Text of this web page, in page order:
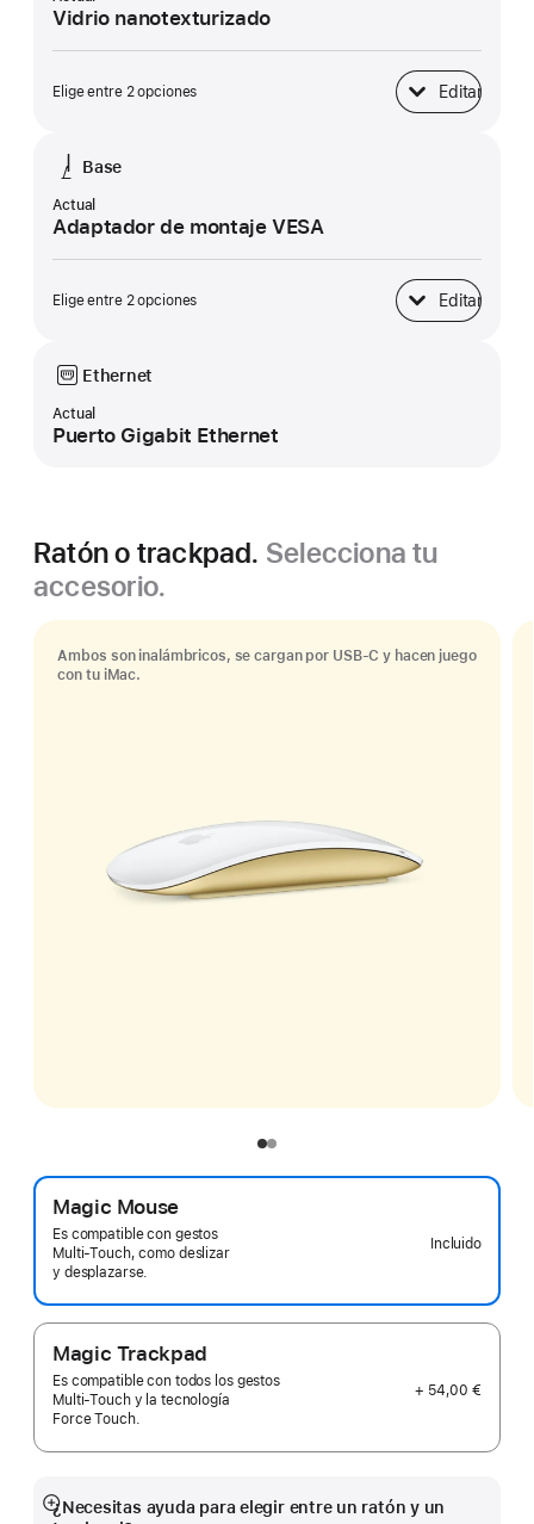
Vidrio nanotexturizado
Elige entre 2 opciones Editar
Pantalla
Base
Actual
Adaptador de montaje VESA
Elige entre 2 opciones Editar
Base
Ethernet
Actual
Puerto Gigabit Ethernet
Ratón o trackpad. Selecciona tu
accesorio.
Ambos son inalámbricos, se cargan por USB-C y hacen juego
con tu iMac.
Magic Mouse
Es compatible con gestos
Multi‑Touch, como deslizar
y desplazarse.
Incluido
Magic Trackpad
Es compatible con todos los gestos
Multi‑Touch y la tecnología
Force Touch.
+ 54,00 €
¿Necesitas ayuda para elegir entre un ratón y un
Mostrar